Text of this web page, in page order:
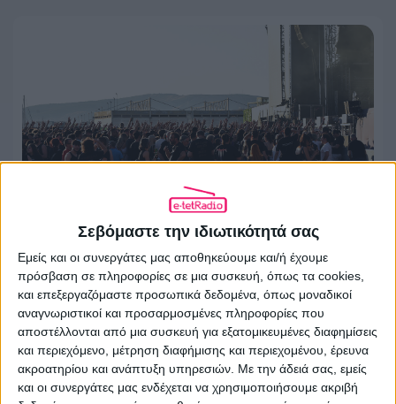
Σεβόμαστε την ιδιωτικότητά σας
Εμείς και οι συνεργάτες μας αποθηκεύουμε και/ή έχουμε
πρόσβαση σε πληροφορίες σε μια συσκευή, όπως τα cookies,
και επεξεργαζόμαστε προσωπικά δεδομένα, όπως μοναδικοί
αναγνωριστικοί και προσαρμοσμένες πληροφορίες που
αποστέλλονται από μια συσκευή για εξατομικευμένες διαφημίσεις
και περιεχόμενο, μέτρηση διαφήμισης και περιεχομένου, έρευνα
ακροατηρίου και ανάπτυξη υπηρεσιών. Με την άδειά σας, εμείς
και οι συνεργάτες μας ενδέχεται να χρησιμοποιήσουμε ακριβή
Πλατεία Νερού τέλος
26.07.2026 - 12:07